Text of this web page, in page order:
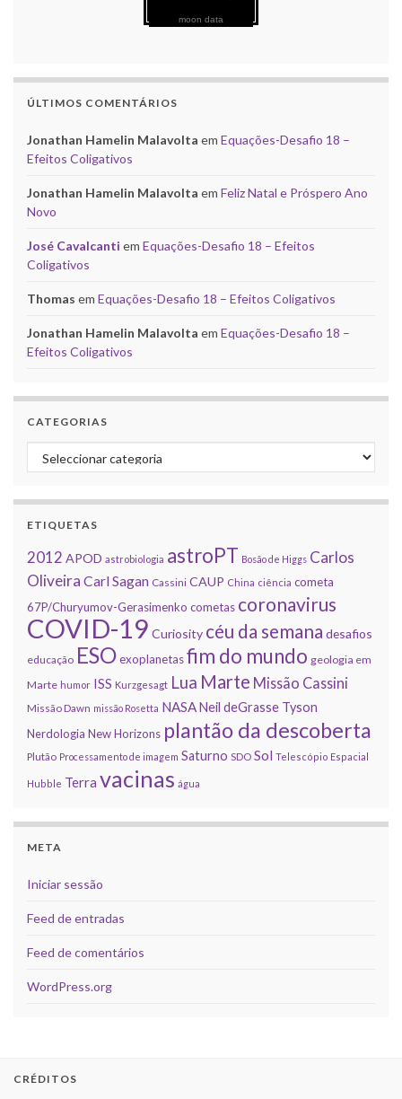
moon data
ÚLTIMOS COMENTÁRIOS
Jonathan Hamelin Malavolta em Equações-Desafio 18 –
Efeitos Coligativos
Jonathan Hamelin Malavolta em Feliz Natal e Próspero Ano
Novo
José Cavalcanti em Equações-Desafio 18 – Efeitos
Coligativos
Thomas em Equações-Desafio 18 – Efeitos Coligativos
Jonathan Hamelin Malavolta em Equações-Desafio 18 –
Efeitos Coligativos
CATEGORIAS
Categorias
ETIQUETAS
2012 APOD astrobiologia astroPT Bosão de Higgs Carlos
Oliveira Carl Sagan Cassini CAUP China ciência cometa
67P/Churyumov-Gerasimenko cometas coronavirus
COVID-19 Curiosity céu da semana desafios
educação ESOexoplanetasfim do mundo geologia em
Marte humor ISS Kurzgesagt Lua Marte Missão Cassini
Missão Dawn missão Rosetta NASANeil deGrasse Tyson
Nerdologia New Horizons plantão da descoberta
Plutão Processamento de imagem Saturno SDO Sol Telescópio Espacial
Hubble Terra vacinas água
META
Iniciar sessão
Feed de entradas
Feed de comentários
WordPress.org
CRÉDITOS